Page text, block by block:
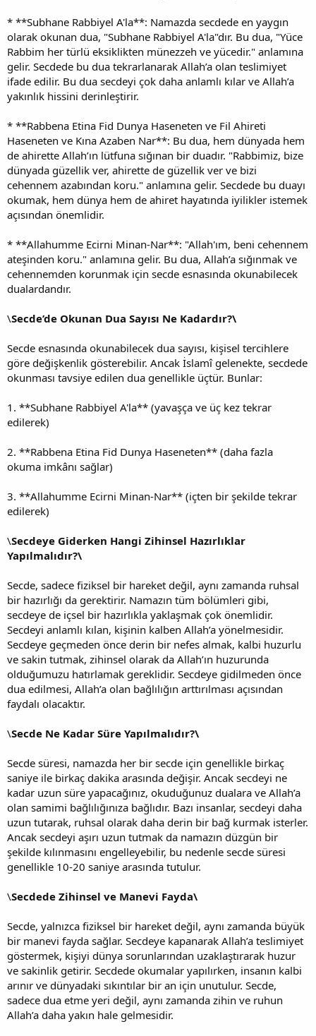
* **Subhane Rabbiyel A'la**: Namazda secdede en yaygın
olarak okunan dua, "Subhane Rabbiyel A'la"dır. Bu dua, "Yüce
Rabbim her türlü eksiklikten münezzeh ve yücedir." anlamına
gelir. Secdede bu dua tekrarlanarak Allah’a olan teslimiyet
ifade edilir. Bu dua secdeyi çok daha anlamlı kılar ve Allah’a
yakınlık hissini derinleştirir.
* **Rabbena Etina Fid Dunya Haseneten ve Fil Ahireti
Haseneten ve Kına Azaben Nar**: Bu dua, hem dünyada hem
de ahirette Allah’ın lütfuna sığınan bir duadır. "Rabbimiz, bize
dünyada güzellik ver, ahirette de güzellik ver ve bizi
cehennem azabından koru." anlamına gelir. Secdede bu duayı
okumak, hem dünya hem de ahiret hayatında iyilikler istemek
açısından önemlidir.
* **Allahumme Ecirni Minan-Nar**: "Allah'ım, beni cehennem
ateşinden koru." anlamına gelir. Bu dua, Allah’a sığınmak ve
cehennemden korunmak için secde esnasında okunabilecek
dualardandır.
\Secde’de Okunan Dua Sayısı Ne Kadardır?\
Secde esnasında okunabilecek dua sayısı, kişisel tercihlere
göre değişkenlik gösterebilir. Ancak İslamî gelenekte, secdede
okunması tavsiye edilen dua genellikle üçtür. Bunlar:
1. **Subhane Rabbiyel A'la** (yavaşça ve üç kez tekrar
edilerek)
2. **Rabbena Etina Fid Dunya Haseneten** (daha fazla
okuma imkânı sağlar)
3. **Allahumme Ecirni Minan-Nar** (içten bir şekilde tekrar
edilerek)
\Secdeye Giderken Hangi Zihinsel Hazırlıklar
Yapılmalıdır?\
Secde, sadece fiziksel bir hareket değil, aynı zamanda ruhsal
bir hazırlığı da gerektirir. Namazın tüm bölümleri gibi,
secdeye de içsel bir hazırlıkla yaklaşmak çok önemlidir.
Secdeyi anlamlı kılan, kişinin kalben Allah’a yönelmesidir.
Secdeye geçmeden önce derin bir nefes almak, kalbi huzurlu
ve sakin tutmak, zihinsel olarak da Allah’ın huzurunda
olduğumuzu hatırlamak gereklidir. Secdeye gidilmeden önce
dua edilmesi, Allah’a olan bağlılığın arttırılması açısından
faydalı olacaktır.
\Secde Ne Kadar Süre Yapılmalıdır?\
Secde süresi, namazda her bir secde için genellikle birkaç
saniye ile birkaç dakika arasında değişir. Ancak secdeyi ne
kadar uzun süre yapacağınız, okuduğunuz dualara ve Allah’a
olan samimi bağlılığınıza bağlıdır. Bazı insanlar, secdeyi daha
uzun tutarak, ruhsal olarak daha derin bir bağ kurmak isterler.
Ancak secdeyi aşırı uzun tutmak da namazın düzgün bir
şekilde kılınmasını engelleyebilir, bu nedenle secde süresi
genellikle 10-20 saniye arasında tutulur.
\Secdede Zihinsel ve Manevi Fayda\
Secde, yalnızca fiziksel bir hareket değil, aynı zamanda büyük
bir manevi fayda sağlar. Secdeye kapanarak Allah’a teslimiyet
göstermek, kişiyi dünya sorunlarından uzaklaştırarak huzur
ve sakinlik getirir. Secdede okumalar yapılırken, insanın kalbi
arınır ve dünyadaki sıkıntılar bir an için unutulur. Secde,
sadece dua etme yeri değil, aynı zamanda zihin ve ruhun
Allah’a daha yakın hale gelmesidir.